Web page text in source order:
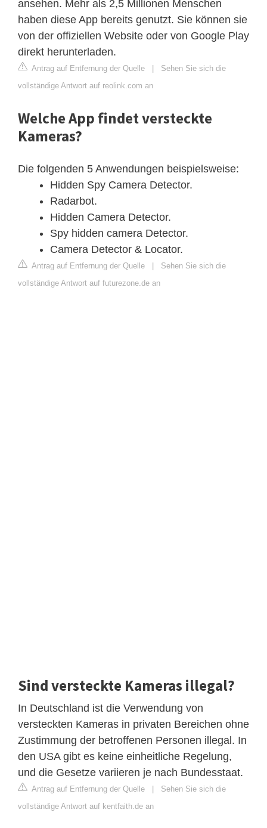
ansehen. Mehr als 2,5 Millionen Menschen
haben diese App bereits genutzt. Sie können sie
von der offiziellen Website oder von Google Play
direkt herunterladen.
Antrag auf Entfernung der Quelle | Sehen Sie sich die
vollständige Antwort auf reolink.com an
Welche App findet versteckte
Kameras?
Die folgenden 5 Anwendungen beispielsweise:
Hidden Spy Camera Detector.
Radarbot.
Hidden Camera Detector.
Spy hidden camera Detector.
Camera Detector & Locator.
Antrag auf Entfernung der Quelle | Sehen Sie sich die
vollständige Antwort auf futurezone.de an
Sind versteckte Kameras illegal?
In Deutschland ist die Verwendung von
versteckten Kameras in privaten Bereichen ohne
Zustimmung der betroffenen Personen illegal. In
den USA gibt es keine einheitliche Regelung,
und die Gesetze variieren je nach Bundesstaat.
Antrag auf Entfernung der Quelle | Sehen Sie sich die
vollständige Antwort auf kentfaith.de an